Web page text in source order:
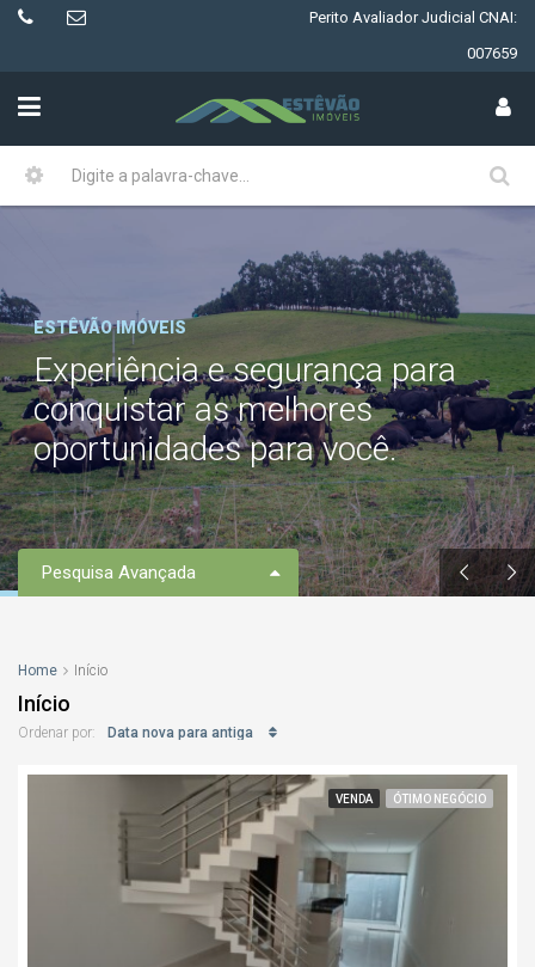
Perito Avaliador Judicial CNAI:
007659
Experiência e segurança para
conquistar as melhores
oportunidades para você.
ESTÊVÃO IMÓVEIS
Pesquisa Avançada
Home Início
Início
Ordenar por: Data nova para antiga
VENDA ÓTIMO NEGÓCIO